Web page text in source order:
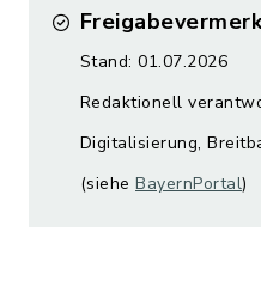
Freigabevermerk
Stand: 01.07.2026
Redaktionell
Digitalisierung,
(siehe BayernPortal)